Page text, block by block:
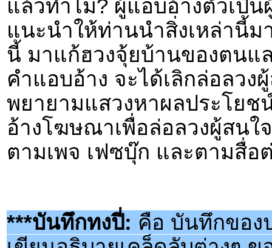
แล้วทำไม? ผู้แอบอ้างตัวเป็
แนะนำให้ท่านนำสิ่งเหล่านี้ม
นี้ มาแก้ฮวงจุ้ยบ้านของตนแ
คำแอบอ้าง จะได้เลิกล่อลว
พยายามแสวงหาผลประโยช
อ้างโฆษณาเพื่อล่อลวงผู้สนใ
ตามเพจ เฟซบุ๊ก และตามสื่อ
***บันทึกทงปี่: คือ บันทึกของ